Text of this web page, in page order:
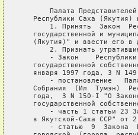
Палата
Республики Саха (Якутия)
1. Принять  Закон
государственной и
(Якутия)" и ввести его в
2. Признать
- Закон
государственной
января 1997 года, З N
- постановление
Собрания  (Ил  Тумэн)
года,  З N 150-I "О
государственной
- часть 1 статьи 23
в Якутской-Саха ССР" от
- статью  9  Закона